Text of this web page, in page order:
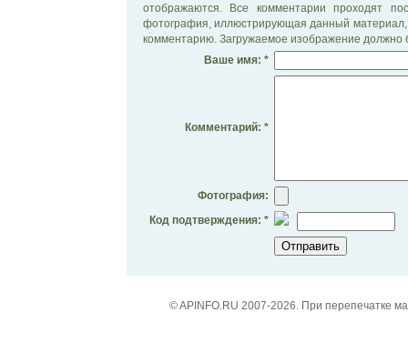
отображаются. Все комментарии проходят
фотография, иллюстрирующая данный материал,
комментарию. Загружаемое изображение должно
Ваше имя: *
Комментарий: *
Фотография:
Код подтверждения: *
© APINFO.RU 2007-2026. При перепечатке